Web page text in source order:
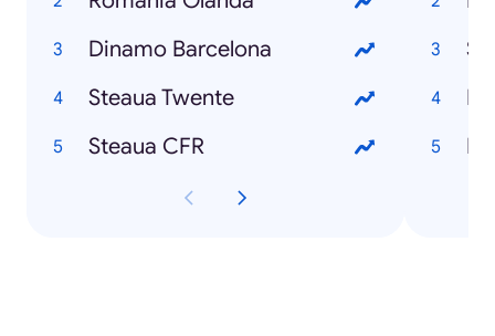
Dinamo Barcelona
Steaua Twente
Steaua CFR